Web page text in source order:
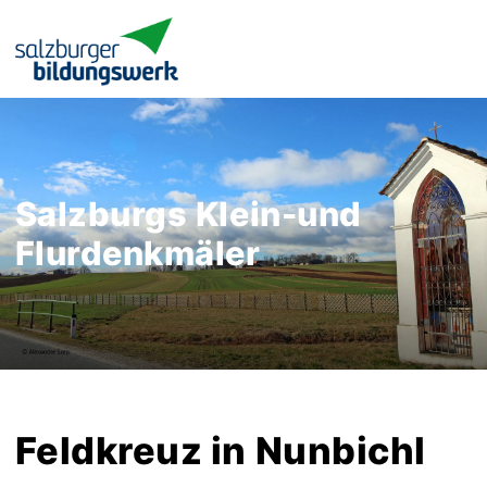
Salzburgs Klein-und
Flurdenkmäler
Feldkreuz in Nunbichl